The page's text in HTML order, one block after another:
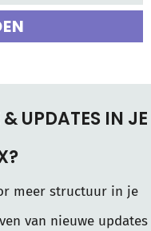
UPDATES IN JE
meer structuur in je
van nieuwe updates